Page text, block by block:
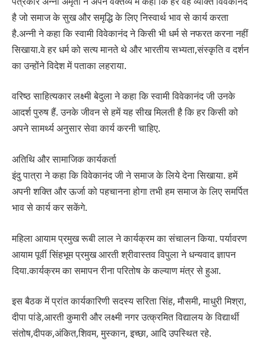
है जो समाज के सुख और समृद्धि के लिए निस्वार्थ भाव से कार्य करता
है.अन्नी ने कहा कि स्वामी विवेकानंद ने किसी भी धर्म से नफरत करना नहीं
सिखाया.वे हर धर्म को सत्य मानते थे और भारतीय सभ्यता,संस्कृति व दर्शन
का उन्होंने विदेश में पताका लहराया.
वरिष्ठ साहित्यकार लक्ष्मी बेदुला ने कहा कि स्वामी विवेकानंद जी उनके
आदर्श पुरुष हैं. उनके जीवन से हमें यह सीख मिलती है कि हर किसी को
अपने सामर्थ्य अनुसार सेवा कार्य करनी चाहिए.
अतिथि और सामाजिक कार्यकर्ता
इंदु पात्रा ने कहा कि विवेकानंद जी ने समाज के लिये देना सिखाया. हमें
अपनी शक्ति और ऊर्जा को पहचानना होगा तभी हम समाज के लिए समर्पित
भाव से कार्य कर सकेंगे.
महिला आयाम प्रमुख रूबी लाल ने कार्यक्रम का संचालन किया. पर्यावरण
आयाम पूर्वी सिंहभूम प्रमुख आरती श्रीवास्तव विपुला ने धन्यवाद ज्ञापन
दिया.कार्यक्रम का समापन रीना परितोष के कल्याण मंत्र से हुआ.
इस बैठक में प्रांत कार्यकारिणी सदस्य सरिता सिंह, मौसमी, माधुरी मिश्रा,
दीपा पांडे,आरती कुमारी और लक्ष्मी नगर उत्क्रमित विद्यालय के विद्यार्थी
संतोष,दीपक,अंकित,शिवम, मुस्कान, इच्छा, आदि उपस्थित रहे.